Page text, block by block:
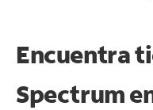
Encuentra
Spectrum